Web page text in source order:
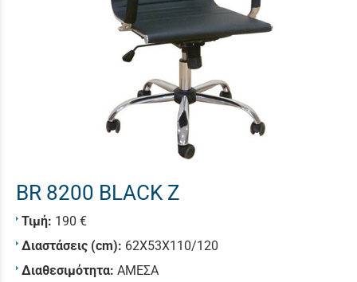
BR 8200 BLACK Z
Τιμή: 190 €
Διαστάσεις (cm): 62X53X110/120
Διαθεσιμότητα: ΑΜΕΣΑ